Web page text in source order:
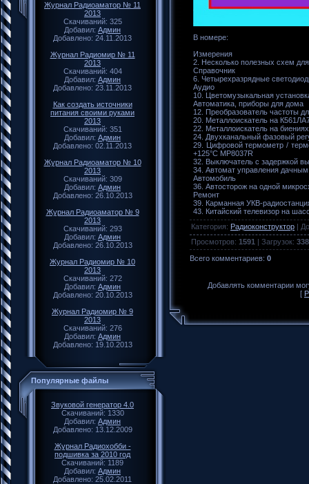
Журнал Радиоаматор № 11
2013
Скачиваний: 325
Добавил: Админ
Добавлено: 24.11.2013
Журнал Радиомир № 11
2013
Скачиваний: 404
Добавил: Админ
Добавлено: 23.11.2013
Как создать источники
питания своими руками
2013
Скачиваний: 351
Добавил: Админ
Добавлено: 02.11.2013
Журнал Радиоаматор № 10
2013
Скачиваний: 309
Добавил: Админ
Добавлено: 26.10.2013
Журнал Радиоаматор № 9
2013
Скачиваний: 293
Добавил: Админ
Добавлено: 26.10.2013
Журнал Радиомир № 10
2013
Скачиваний: 272
Добавил: Админ
Добавлено: 20.10.2013
Журнал Радиомир № 9
2013
Скачиваний: 276
Добавил: Админ
Добавлено: 19.10.2013
Популярные файлы
Звуковой генератор 4.0
Скачиваний: 1330
Добавил: Админ
Добавлено: 13.12.2009
Журнал Радиохобби -
подшивка за 2010 год
Скачиваний: 1189
Добавил: Админ
Добавлено: 25.02.2011
В номере:
Измерения
2. Несколько полезных схем
Справочник
6. Четырехразрядные
Аудио
10. Цветомузыкальная
Автоматика, приборы для дома
12. Преобразователь частоты
20. Металлоискатель на
22. Металлоискатель на биениях
24. Двухканальный фазовый
29. Цифровой термометр /
+125°С MP8037R
32. Выключатель с задержкой
34. Автомат управления
Автомобиль
36. Автосторож на одной
Ремонт
39. Карманная УКВ-
43. Китайский телевизор на
Категория: Радиоконструктор |
Просмотров: 1591 | Загрузок: 338
Всего комментариев: 0
Добавлять комментарии
[